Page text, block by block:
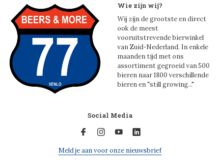
Wie zijn wij?
Wij zijn de grootste en direct
ook de meest
vooruitstrevende bierwinkel
van Zuid-Nederland. In enkele
maanden tijd met ons
assortiment gegroeid van 500
bieren naar 1800 verschillende
bieren en "still growing..."
Social Media
Meld je aan voor onze nieuwsbrief